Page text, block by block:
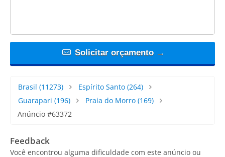
Solicitar orçamento →
Brasil (11273) Espírito Santo(264)
Guarapari (196) Praia do Morro(169)
Anúncio #63372
Feedback
Você encontrou alguma dificuldade com este anúncio ou